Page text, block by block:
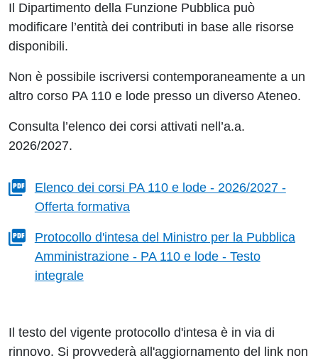
Il Dipartimento della Funzione Pubblica può
modificare l’entità dei contributi in base alle risorse
disponibili.
Non è possibile iscriversi contemporaneamente a un
altro corso PA 110 e lode presso un diverso Ateneo.
Consulta l’elenco dei corsi attivati nell’a.a.
2026/2027.
Elenco dei corsi PA 110 e lode - 2026/2027 -
Offerta formativa
Protocollo d'intesa del Ministro per la Pubblica
Amministrazione - PA 110 e lode - Testo
integrale
Il testo del vigente protocollo d'intesa è in via di
rinnovo. Si provvederà all'aggiornamento del link non